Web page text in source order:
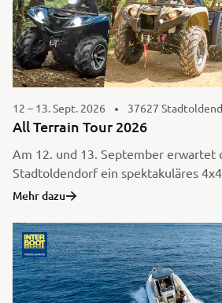
12 – 13. Sept. 2026 37627
All Terrain Tour 2026
Am 12. und 13. September erwartet
Stadtoldendorf ein spektakuläres
unsere neuesten ATV- und Side-by-
Erlebe Offroad-Action, tausche dich
aus und genieße die einzigartige
beim ersten ATV-Weekend 2026.
Mehr dazu